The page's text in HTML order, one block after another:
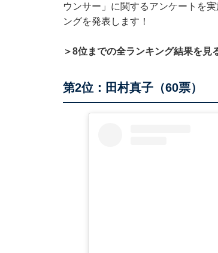
ウンサー」に関するアンケートを
ングを発表します！
＞8位までの全ランキング結果を見
第2位：田村真子（60票）